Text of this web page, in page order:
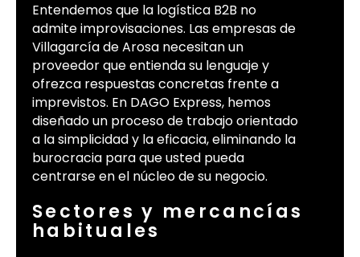
Entendemos que la logística B2B no
admite improvisaciones. Las empresas de
Villagarcía de Arosa necesitan un
proveedor que entienda su lenguaje y
ofrezca respuestas concretas frente a
imprevistos. En DAGO Express, hemos
diseñado un proceso de trabajo orientado
a la simplicidad y la eficacia, eliminando la
burocracia para que usted pueda
centrarse en el núcleo de su negocio.
Sectores y mercancías
habituales